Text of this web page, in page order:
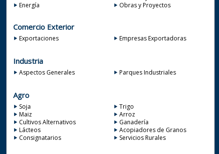
Energía
Obras y Proyectos
Comercio Exterior
Exportaciones Empresas Exportadoras
Industria
Aspectos Generales Parques Industriales
Agro
Soja
Trigo
Maiz
Arroz
Cultivos Alternativos
Ganadería
Lácteos
Acopiadores de Granos
Consignatarios
Servicios Rurales